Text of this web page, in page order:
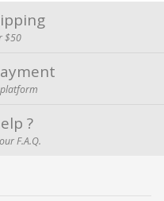
$50
?
F.A.Q.